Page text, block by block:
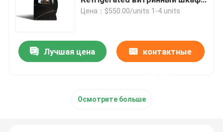
Достигаемость в холодильнике
130L пирога для магазина
Цена：$550.00/units 1-4 units
Лучшая цена контактные
Осмотрите больше